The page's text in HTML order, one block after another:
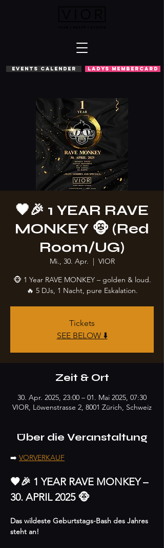
EVENTS CALENDER LADYS MEMBERCARD
🖤🎉 1 YEAR RAVE
MONKEY 🐵 (Red
Room/UG)
Mi., 30. Apr.
  |
VIOR
🐵 1 Year RAVE MONKEY – golden & loud.
🔥 5 DJs, 1 Nacht, pure Eskalation.
Tickets
SEE BELOW ⬇️
Zeit & Ort
30. Apr. 2025, 23:00 – 01. Mai 2025, 07:30
VIOR, Löwenstrasse 2, 8001 Zürich, Schweiz
Über die Veranstaltung
➡️ VORVERKAUF
🖤🎉 1 YEAR RAVE MONKEY –
30. APRIL 2025 🐵
Das wildeste Geburtstags-Bash des Jahres
steht an!